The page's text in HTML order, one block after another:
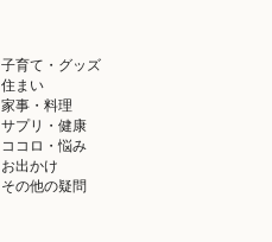
子育て・グッズ
住まい
家事・料理
サプリ・健康
ココロ・悩み
お出かけ
その他の疑問